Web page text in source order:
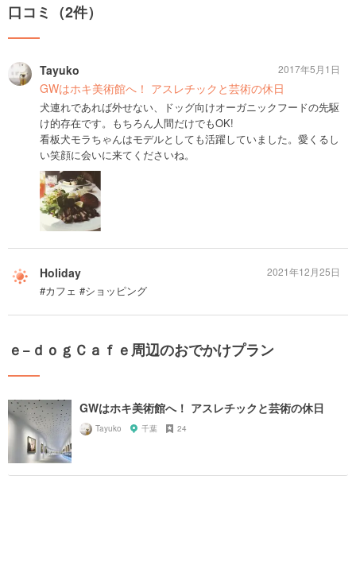
口コミ（2件）
Tayuko
GWはホキ美術館へ！ アスレチックと芸術の休日
犬連れであれば外せない、ドッグ向けオーガニックフードの先駆
け的存在です。もちろん人間だけでもOK!
看板犬モラちゃんはモデルとしても活躍していました。愛くるし
い笑顔に会いに来てくださいね。
2017年5月1日
Holiday
#カフェ #ショッピング
2021年12月25日
ｅ−ｄｏｇＣａｆｅ周辺のおでかけプラン
GWはホキ美術館へ！ アスレチックと芸術の休日
Tayuko 千葉 24